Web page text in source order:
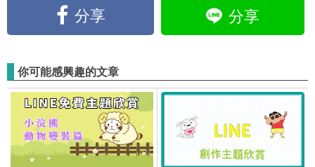
分享 分享
你可能感興趣的文章